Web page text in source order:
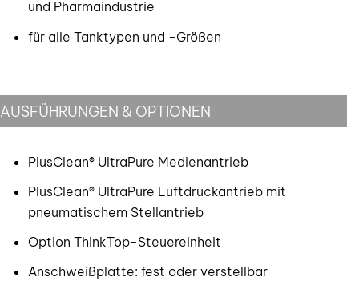
und Pharmaindustrie
für alle Tanktypen und -Größen
AUSFÜHRUNGEN & OPTIONEN
PlusClean® UltraPure Medienantrieb
PlusClean® UltraPure Luftdruckantrieb mit
pneumatischem Stellantrieb
Option ThinkTop-Steuereinheit
Anschweißplatte: fest oder verstellbar